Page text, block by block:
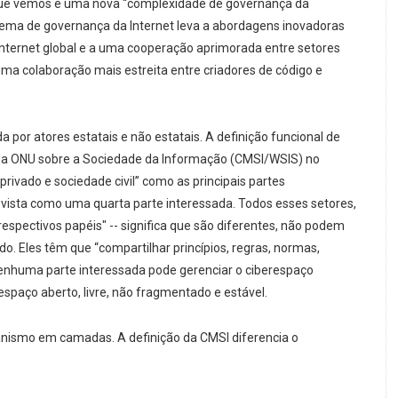
vemos é uma nova “complexidade de governança da
de governança da Internet leva a abordagens inovadoras
global e a uma cooperação aprimorada entre setores
colaboração mais estreita entre criadores de código e
por atores estatais e não estatais. A definição funcional de
sobre a Sociedade da Informação (CMSI/WSIS) no
e sociedade civil” como as principais partes
como uma quarta parte interessada. Todos esses setores,
papéis" -- significa que são diferentes, não podem
Eles têm que “compartilhar princípios, regras, normas,
parte interessada pode gerenciar o ciberespaço
aberto, livre, não fragmentado e estável.
em camadas. A definição da CMSI diferencia o